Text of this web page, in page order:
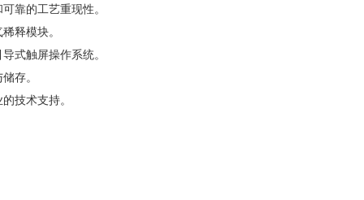
靠的工艺重现性。
释模块。
式触屏操作系统。
存。
技术支持。